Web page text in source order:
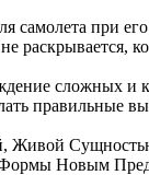
при
сложных и
правильные
Формы Новым